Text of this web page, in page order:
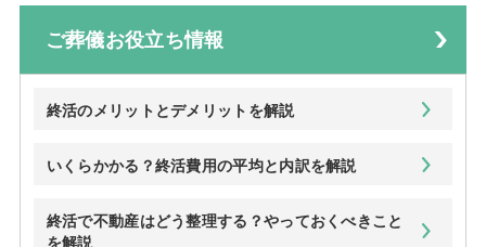
ご葬儀お役立ち情報
終活のメリットとデメリットを解説
いくらかかる？終活費用の平均と内訳を解説
終活で不動産はどう整理する？やっておくべきこと
を解説